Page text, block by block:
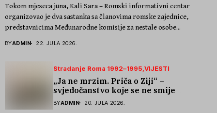
Tokom mjeseca juna, Kali Sara – Romski informativni centar
organizovao je dva sastanka sa članovima romske zajednice,
predstavnicima Međunarodne komisije za nestale osobe...
BYADMIN 22. JULA 2026.
Stradanje Roma 1992–1995 VIJESTI
„Ja ne mrzim. Priča o Ziji“ –
svjedočanstvo koje se ne smije
zaboraviti
BYADMIN 20. JULA 2026.